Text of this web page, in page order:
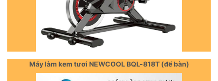
Máy làm kem tươi NEWCOOL BQL-818T (để bàn)